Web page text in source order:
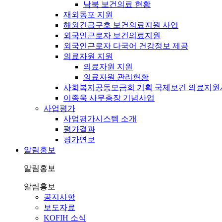
남북 보건의료 현황
재외동포 지원
해외긴급구호 보건의료지원 사업
외국인근로자 보건의료지원
외국인근로자 다국어 건강정보 제공
의료자원 지원
의료자원 지원
의료자원 관리현황
사회복지공동모금회 기획 국제보건 의료지원
이종욱 사무총장 기념사업
사업평가
사업평가시스템 소개
평가결과
평가연보
알림홍보
알림홍보
알림홍보
공지사항
보도자료
KOFIH 소식